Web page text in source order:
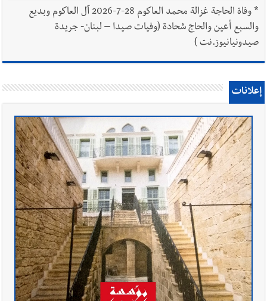
*
وفاة الحاجة غزالة محمد العاكوم 28-7-2026 آل العاكوم وبديع
والسبع أعين والحاج شحادة (وفيات صيدا – لبنان- جريدة
صيدونيانيوز.نت )
إعلانات